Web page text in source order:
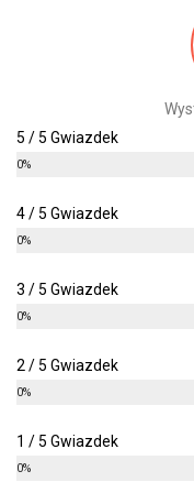
5 / 5 Gwiazdek
0%
4 / 5 Gwiazdek
0%
3 / 5 Gwiazdek
0%
2 / 5 Gwiazdek
0%
1 / 5 Gwiazdek
0%